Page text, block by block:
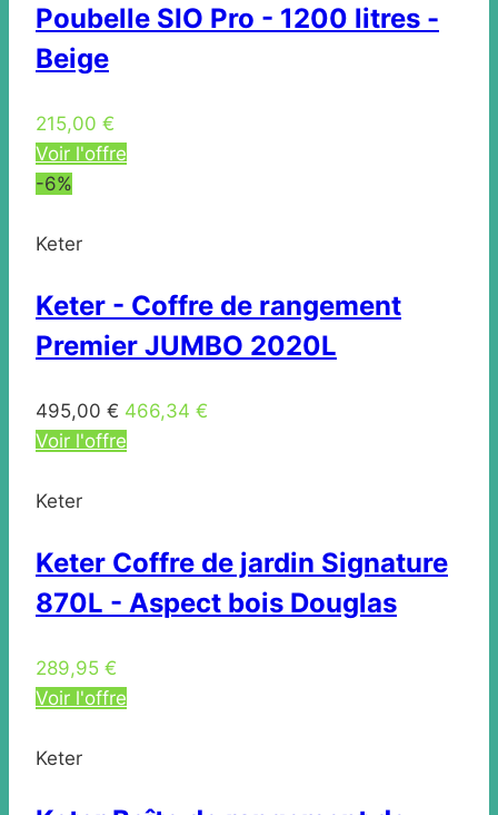
Poubelle SIO Pro - 1200 litres -
Beige
215,00 €
Voir l'offre
-6%
Keter
Keter - Coffre de rangement
Premier JUMBO 2020L
495,00 € 466,34 €
Voir l'offre
Keter
Keter Coffre de jardin Signature
870L - Aspect bois Douglas
289,95 €
Voir l'offre
Keter